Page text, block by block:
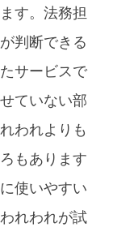
す。法務担
判断できる
サービスで
ていない部
われよりも
もあります
使いやすい
れわれが試